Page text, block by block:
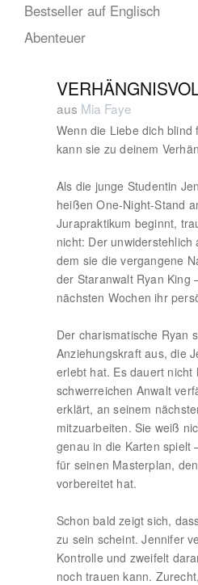
Bestseller auf Englisch
Abenteuer
aus Mia Faye
Wenn die Liebe dich blind
kann sie zu deinem
Als die junge Studentin
heißen One-Night-Stand
Jurapraktikum beginnt,
nicht: Der
dem sie die vergangene
der Staranwalt Ryan King
nächsten Wochen ihr
Der charismatische Ryan
Anziehungskraft aus, die
erlebt hat. Es dauert nicht
schwerreichen Anwalt
erklärt, an seinem
mitzuarbeiten. Sie weiß
genau in die Karten spielt
für seinen Masterplan,
vorbereitet hat.
Schon bald zeigt sich,
zu sein scheint. Jennifer
Kontrolle und zweifelt
noch trauen kann.